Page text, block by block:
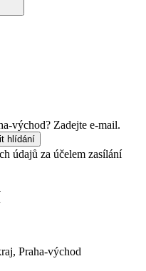
východ? Zadejte e‑mail.
hlídání
údajů za účelem zasílání
Praha-východ